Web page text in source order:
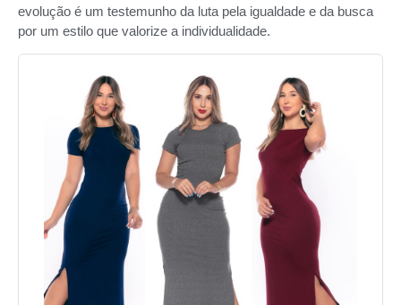
evolução é um testemunho da luta pela igualdade e da busca
por um estilo que valorize a individualidade.